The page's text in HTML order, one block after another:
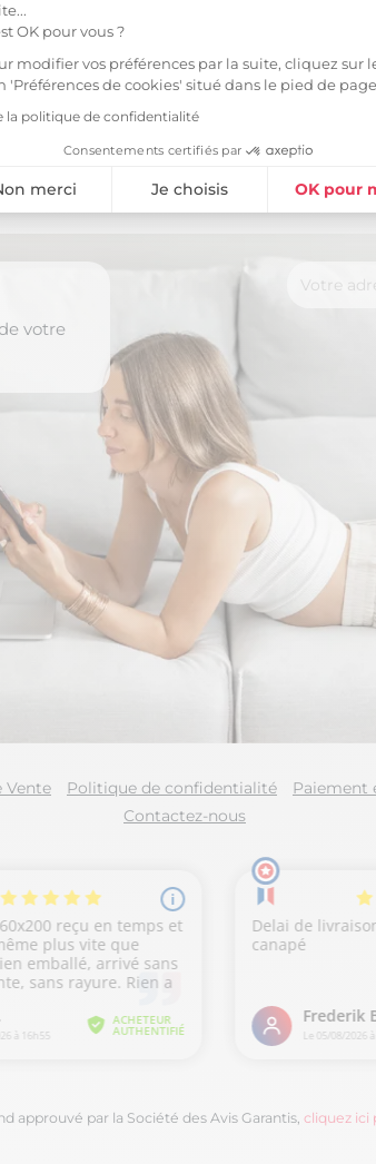
OK pour vous ?
modifier vos préférences par la suite, cliquez sur
'Préférences de cookies' situé dans le pied de
la politique de confidentialité
Consentements certifiés par
merci Je choisis OK pour
vous permet d'adapter et de gérer vos
Facebook
Rss YouTube
votre
Vente Politique de confidentialité Paiement
Contactez-nous
approuvé par la Société des Avis Garantis, cliquez ici